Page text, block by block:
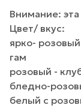
Внимание:
Цвет/ вкус:
ярко-
гам
розовый -
бледно-
белый с